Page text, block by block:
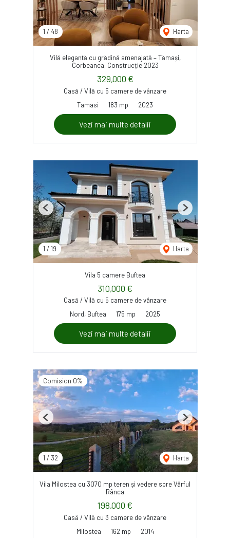
1 / 48 Harta
Vilă elegantă cu grădină amenajată – Tămași,
Corbeanca, Construcție 2023
329,000 €
Casă / Vilă cu 5 camere de vânzare
Tamasi
183 mp 2023
Vezi mai multe detalii
1 / 19 Harta
Previous Next
Vila 5 camere Buftea
310,000 €
Casă / Vilă cu 5 camere de vânzare
Nord, Buftea
175 mp 2025
Vezi mai multe detalii
Comision 0%
1 / 32 Harta
Previous Next
Vila Milostea cu 3070 mp teren și vedere spre Vârful
Rânca
198,000 €
Casă / Vilă cu 3 camere de vânzare
Milostea
162 mp 2014